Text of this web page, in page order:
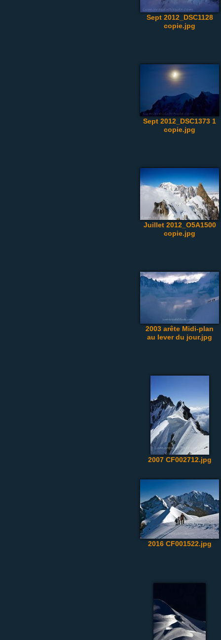
Sept 2012_DSC1128
copie.jpg
Sept 2012_DSC1373 1
copie.jpg
Juillet 2012_O5A1500
copie.jpg
2003 arête Midi-plan
au lever du jour.jpg
2007 CF002712.jpg
2016 CF001522.jpg